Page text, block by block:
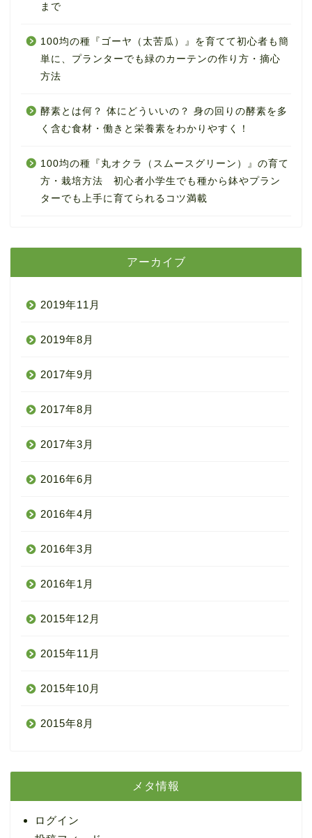
まで
100均の種『ゴーヤ（太苦瓜）』を育てて初心者も簡
単に、プランターでも緑のカーテンの作り方・摘心
方法
酵素とは何？ 体にどういいの？ 身の回りの酵素を多
く含む食材・働きと栄養素をわかりやすく！
100均の種『丸オクラ（スムースグリーン）』の育て
方・栽培方法 初心者小学生でも種から鉢やプラン
ターでも上手に育てられるコツ満載
アーカイブ
2019年11月
2019年8月
2017年9月
2017年8月
2017年3月
2016年6月
2016年4月
2016年3月
2016年1月
2015年12月
2015年11月
2015年10月
2015年8月
メタ情報
ログイン